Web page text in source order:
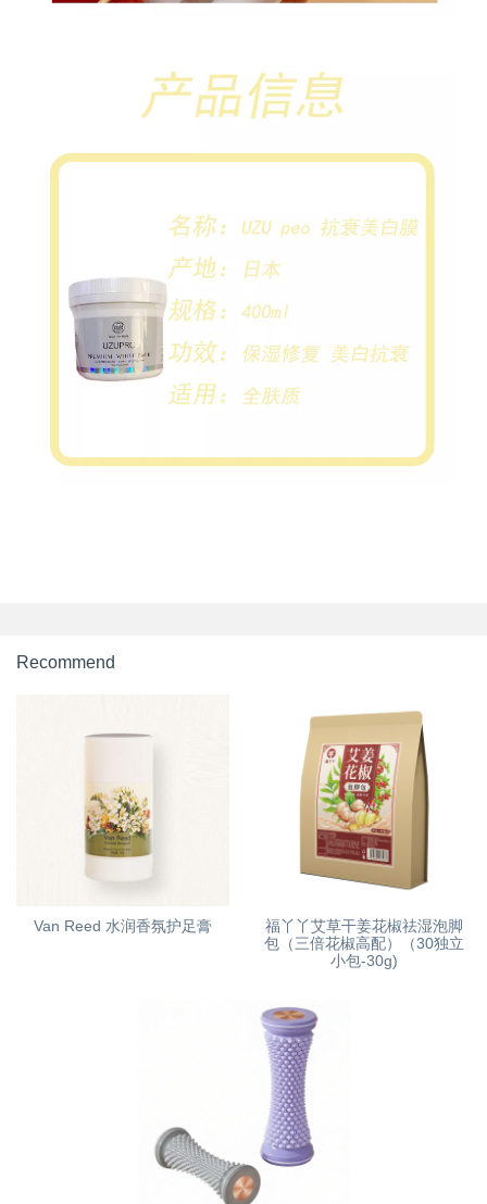
Recommend
Van Reed 水润香氛护足膏
福丫丫艾草干姜花椒祛湿泡脚
包（三倍花椒高配）（30独立
小包-30g)